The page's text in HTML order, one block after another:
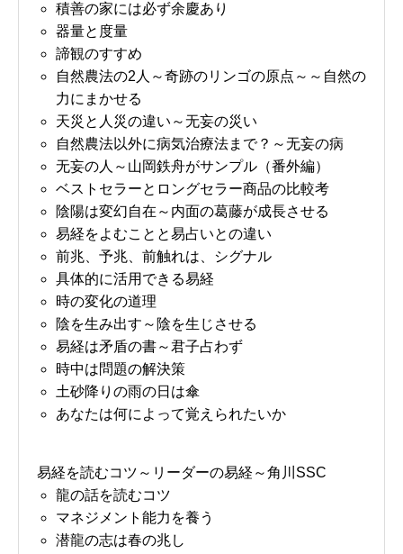
積善の家には必ず余慶あり
器量と度量
諦観のすすめ
自然農法の2人～奇跡のリンゴの原点～～自然の
力にまかせる
天災と人災の違い～无妄の災い
自然農法以外に病気治療法まで？～无妄の病
无妄の人～山岡鉄舟がサンプル（番外編）
ベストセラーとロングセラー商品の比較考
陰陽は変幻自在～内面の葛藤が成長させる
易経をよむことと易占いとの違い
前兆、予兆、前触れは、シグナル
具体的に活用できる易経
時の変化の道理
陰を生み出す～陰を生じさせる
易経は矛盾の書～君子占わず
時中は問題の解決策
土砂降りの雨の日は傘
あなたは何によって覚えられたいか
易経を読むコツ～リーダーの易経～角川SSC
龍の話を読むコツ
マネジメント能力を養う
潜龍の志は春の兆し